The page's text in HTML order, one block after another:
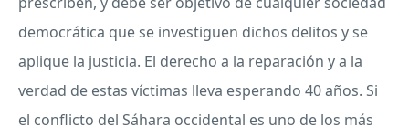
democrática que se investiguen dichos delitos y se
aplique la justicia. El derecho a la reparación y a la
verdad de estas víctimas lleva esperando 40 años. Si
el conflicto del Sáhara occidental es uno de los más